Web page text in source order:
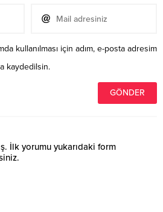
kullanılması için adım, e-posta adresim
kaydedilsin.
İlk yorumu yukarıdaki form